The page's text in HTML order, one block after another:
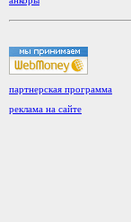
партнерская программа
реклама на сайте